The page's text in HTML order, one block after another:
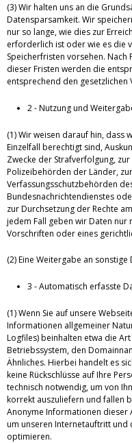
(3) Wir halten uns an die
Datensparsamkeit. Wir
nur so lange, wie dies zur
erforderlich ist oder wie es die
Speicherfristen vorsehen.
dieser Fristen werden die
entsprechend den
2 - Nutzung und
(1) Wir weisen darauf hin, dass
Einzelfall berechtigt sind,
Zwecke der Strafverfolgung,
Polizeibehörden der Länder,
Verfassungsschutzbehörden
Bundesnachrichtendienstes
zur Durchsetzung der Rechte
jedem Fall geben wir Daten nur
Vorschriften oder eines
(2) Eine Weitergabe an
3 - Automatisch erfasste
(1) Wenn Sie auf unsere
Informationen allgemeiner
Logfiles) beinhalten etwa die
Betriebssystem, den
Ähnliches. Hierbei handelt es
keine Rückschlüsse auf Ihre
technisch notwendig, um von
korrekt auszuliefern und fallen
Anonyme Informationen dieser
um unseren Internetauftritt und
optimieren.